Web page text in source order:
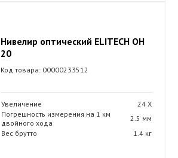
Нивелир оптический ELITECH ОН
20
Код товара: 00000233512
Увеличение
24 Х
Погрешность измерения на 1 км
двойного хода
2.5 мм
Вес брутто
1.4 кг